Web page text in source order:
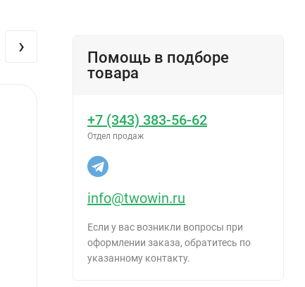
›
Помощь в подборе
товара
+7 (343) 383-56-62
Отдел продаж
info@twowin.ru
Если у вас возникли вопросы при
оформлении заказа, обратитесь по
указанному контакту.